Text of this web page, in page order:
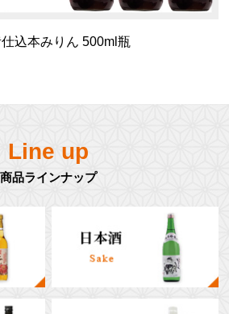
仕込本みりん 500ml瓶
Line up
商品ラインナップ